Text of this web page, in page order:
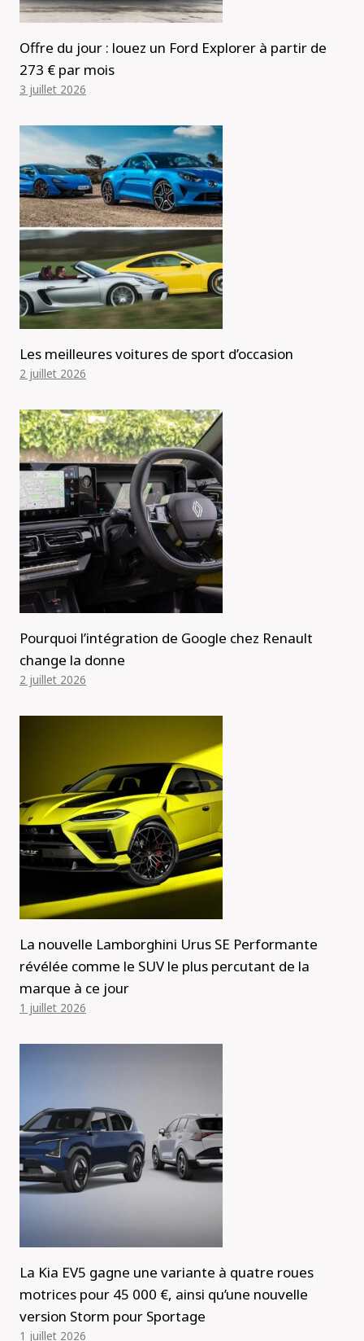
Offre du jour : louez un Ford Explorer à partir de
273 € par mois
3 juillet 2026
Les meilleures voitures de sport d’occasion
2 juillet 2026
Pourquoi l’intégration de Google chez Renault
change la donne
2 juillet 2026
La nouvelle Lamborghini Urus SE Performante
révélée comme le SUV le plus percutant de la
marque à ce jour
1 juillet 2026
La Kia EV5 gagne une variante à quatre roues
motrices pour 45 000 €, ainsi qu’une nouvelle
version Storm pour Sportage
1 juillet 2026